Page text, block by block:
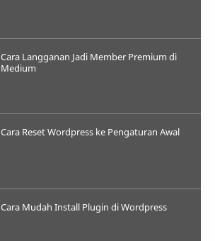
Cara Langganan Jadi Member Premium di
Medium
Cara Reset Wordpress ke Pengaturan Awal
Cara Mudah Install Plugin di Wordpress